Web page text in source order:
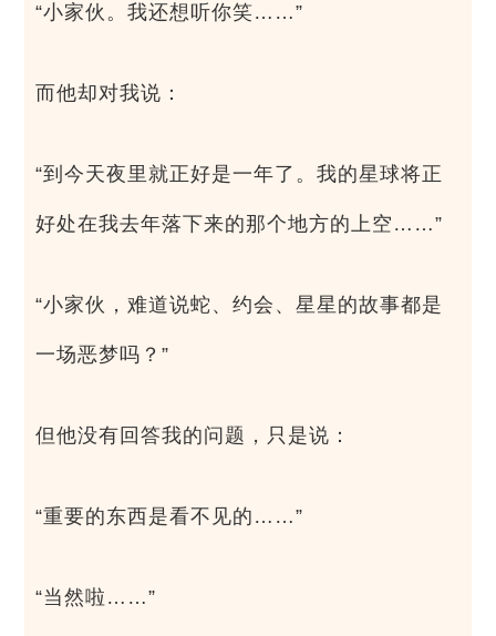
“小家伙。我还想听你笑……”
而他却对我说：
“到今天夜里就正好是一年了。我的星球将正
好处在我去年落下来的那个地方的上空……”
“小家伙，难道说蛇、约会、星星的故事都是
一场恶梦吗？”
但他没有回答我的问题，只是说：
“重要的东西是看不见的……”
“当然啦……”